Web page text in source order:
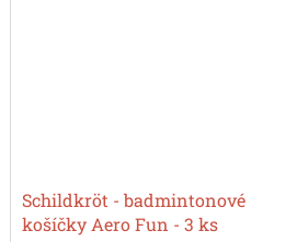
Schildkröt - badmintonové
košíčky Aero Fun - 3 ks